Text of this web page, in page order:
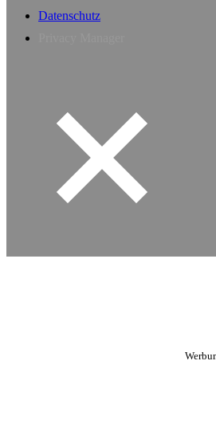
Datenschutz